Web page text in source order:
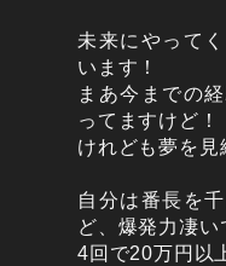
未来にやって
います！
まあ今までの
ってますけど！
けれども夢を見
自分は番長を
ど、爆発力凄い
4回で20万円以